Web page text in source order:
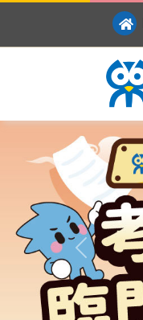
Previous